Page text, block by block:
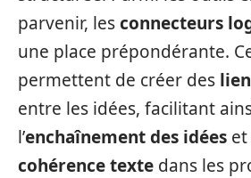
parvenir, lesconnecteurs
une place prépondérante.
permettent de créer des
entre les idées, facilitant
l’enchaînement des idées
cohérence texte dans les